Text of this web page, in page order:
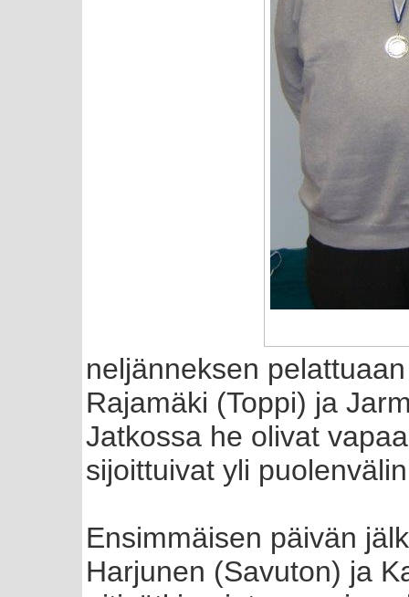
neljänneksen
Rajamäki (Toppi) ja
Jatkossa he olivat
sijoittuivat yli
Ensimmäisen päivän
Harjunen (Savuton) ja